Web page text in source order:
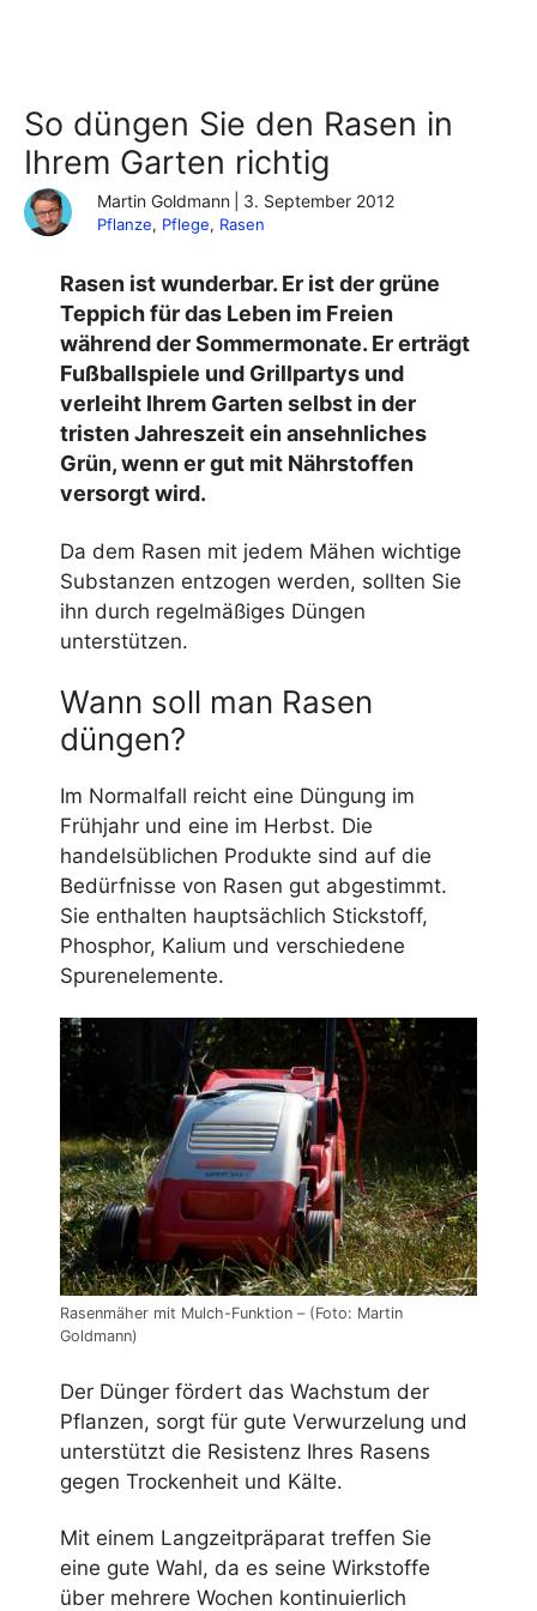
So düngen Sie den Rasen in
Ihrem Garten richtig
Martin Goldmann 3. September 2012
Pflanze, Pflege, Rasen
Rasen ist wunderbar. Er ist der grüne
Teppich für das Leben im Freien
während der Sommermonate. Er erträgt
Fußballspiele und Grillpartys und
verleiht Ihrem Garten selbst in der
tristen Jahreszeit ein ansehnliches
Grün, wenn er gut mit Nährstoffen
versorgt wird.
Da dem Rasen mit jedem Mähen wichtige
Substanzen entzogen werden, sollten Sie
ihn durch regelmäßiges Düngen
unterstützen.
Wann soll man Rasen
düngen?
Im Normalfall reicht eine Düngung im
Frühjahr und eine im Herbst. Die
handelsüblichen Produkte sind auf die
Bedürfnisse von Rasen gut abgestimmt.
Sie enthalten hauptsächlich Stickstoff,
Phosphor, Kalium und verschiedene
Spurenelemente.
Rasenmäher mit Mulch-Funktion – (Foto: Martin
Goldmann)
Der Dünger fördert das Wachstum der
Pflanzen, sorgt für gute Verwurzelung und
unterstützt die Resistenz Ihres Rasens
gegen Trockenheit und Kälte.
Mit einem Langzeitpräparat treffen Sie
eine gute Wahl, da es seine Wirkstoffe
über mehrere Wochen kontinuierlich